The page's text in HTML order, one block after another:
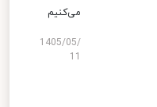
می‌کنیم
1405/05/